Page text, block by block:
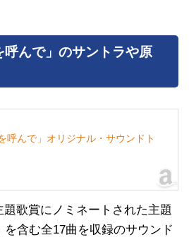
呼んで」のサントラや原
呼んで」オリジナル・サウンドト
歌賞にノミネートされた主題
含む全17曲を収録のサウンド